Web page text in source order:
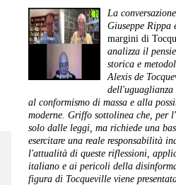
La
Giuseppe
margini di
analizza il
storica e
Alexis de
dell'uguaglianza
al conformismo di massa e alla
moderne. Griffo sottolinea che, per
solo dalle leggi, ma richiede una
esercitare una reale responsabilità
l'attualità di queste riflessioni,
italiano e ai pericoli della
figura di Tocqueville viene